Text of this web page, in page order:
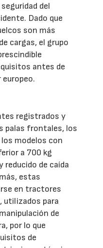
del
Dado que
son más
cargas, el grupo
antes de
registrados y
palas frontales, los
modelos con
a 700 kg
reducido de caída
estas
en tractores
utilizados para
de
por lo que
de